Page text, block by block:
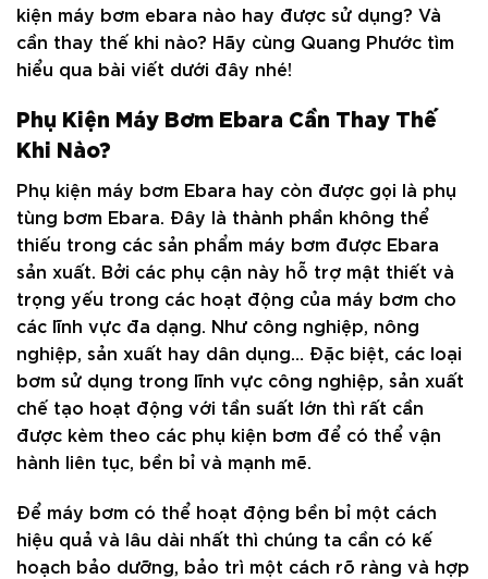
kiện máy bơm ebara nào hay được sử dụng? Và
cần thay thế khi nào? Hãy cùng Quang Phước tìm
hiểu qua bài viết dưới đây nhé!
Phụ Kiện Máy Bơm Ebara Cần Thay Thế
Khi Nào?
Phụ kiện máy bơm Ebara hay còn được gọi là phụ
tùng bơm Ebara. Đây là thành phần không thể
thiếu trong các sản phẩm máy bơm được Ebara
sản xuất. Bởi các phụ cận này hỗ trợ mật thiết và
trọng yếu trong các hoạt động của máy bơm cho
các lĩnh vực đa dạng. Như công nghiệp, nông
nghiệp, sản xuất hay dân dụng… Đặc biệt, các loại
bơm sử dụng trong lĩnh vực công nghiệp, sản xuất
chế tạo hoạt động với tần suất lớn thì rất cần
được kèm theo các phụ kiện bơm để có thể vận
hành liên tục, bền bỉ và mạnh mẽ.
Để máy bơm có thể hoạt động bền bỉ một cách
hiệu quả và lâu dài nhất thì chúng ta cần có kế
hoạch bảo dưỡng, bảo trì một cách rõ ràng và hợp